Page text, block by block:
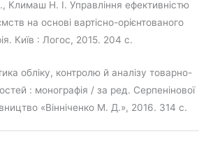
Климаш Н. І. Управління ефективністю
на основі вартісно-орієнтованого
Київ : Логос, 2015. 204 с.
обліку, контролю й аналізу товарно-
: монографія / за ред. Серпенінової
«Вінніченко М. Д.», 2016. 314 с.